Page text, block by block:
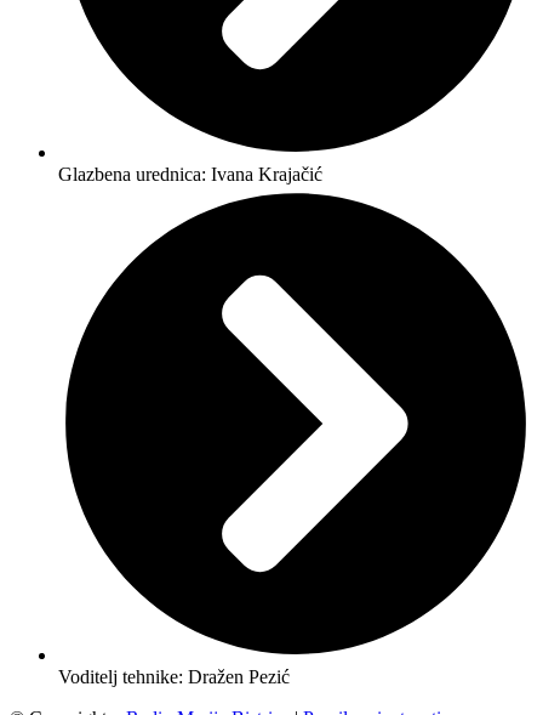
Glazbena urednica: Ivana Krajačić
Voditelj tehnike: Dražen Pezić